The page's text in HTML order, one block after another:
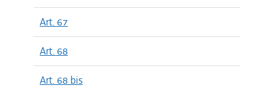
Art. 67
Art. 68
Art. 68 bis